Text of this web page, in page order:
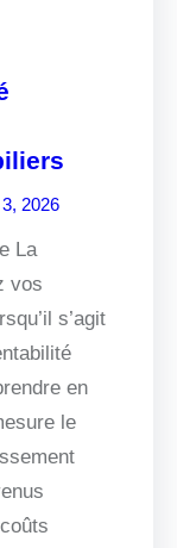
2026
La
vos
s’agit
en
le